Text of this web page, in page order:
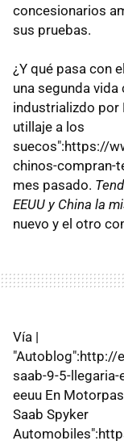
concesionarios
sus pruebas.
¿Y qué pasa con
una segunda
industrializdo por
utillaje a los
suecos":https://
chinos-compran-
mes pasado.
EEUU y China la
nuevo y el otro
Vía |
saab-9-5-llegaria-
eeuu En
Saab Spyker